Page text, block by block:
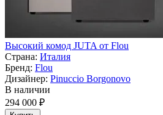
Высокий комод JUTA от Flou
Страна: Италия
Бренд: Flou
Дизайнер: Pinuccio Borgonovo
В наличии
294 000 ₽